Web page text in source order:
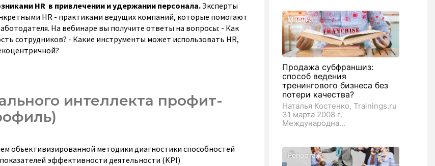
HR в привлечении и удержании персонала.Эксперты
HR - практиками ведущих компаний, которые помогают
На вебинаре вы получите ответы на вопросы: - Как
сотрудников? - Какие инструменты может использовать HR,
интеллекта профит-
объективизированной методики диагностики способностей
эффективности деятельности (KPI)
Мнения
Продажа субфраншиз:
способ ведения
тренингового бизнеса без
потери качества?
Наталья Костенко, Trainings.ru
31 марта 2008 г.
Международна...
Репортаж